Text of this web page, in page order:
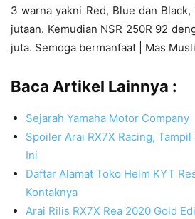
3 warna yakni Red, Blue dan
jutaan. Kemudian NSR 250R 92
juta. Semoga bermanfaat | Mas
Baca Artikel Lainnya :
Sejarah Yamaha Motor Company
Spoiler Arai RX7X Racing,
Ini
Daftar Alamat Toko Helm KYT
Kontaknya
Arai Rilis RX7X Rea 2020 Gold